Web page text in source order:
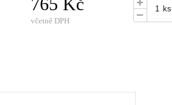
včetně DPH – ks